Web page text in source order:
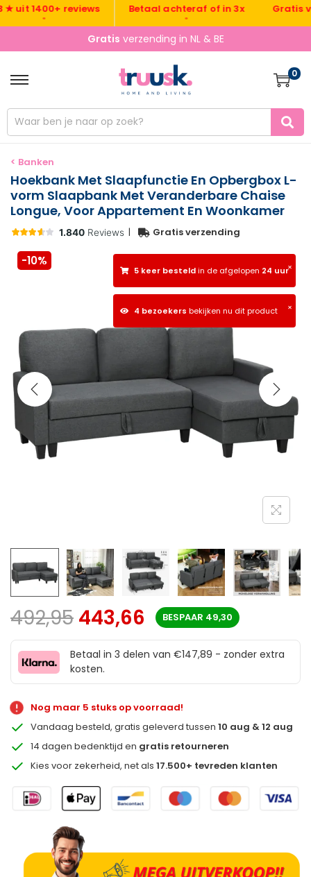
1400+ reviews Betaal achteraf of in 3x Gratis
Gratis verzending in NL & BE
0
< Banken
Hoekbank Met Slaapfunctie En Opbergbox L-
vorm Slaapbank Met Veranderbare Chaise
Longue, Voor Appartement En Woonkamer
| Gratis verzending
×
5 keer besteldin de afgelopen 24 uur
×
4 bezoekers bekijken nu dit product
-10%
492,95 443,66 BESPAAR 49,30
Betaal in 3 delen van €147,89 - zonder extra
kosten.
Nog maar 5 stuks op voorraad!
Vandaag besteld, gratis geleverd tussen10 aug & 12 aug
14 dagen bedenktijd en gratis retourneren
Kies voor zekerheid, net als17.500+ tevreden klanten